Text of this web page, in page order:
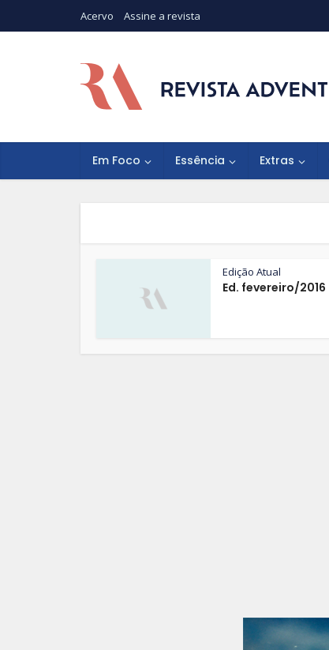
Acervo Assine a revista
Em Foco Essência Extras
Edição Atual
Ed. fevereiro/2016